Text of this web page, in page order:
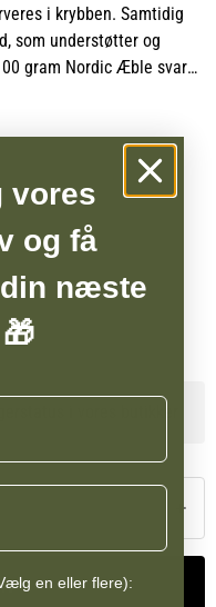
i krybben. Samtidig
som understøtter og
gram Nordic Æble svarer
hvilket gør det til en
Æble et oplagt valg.
det en stor mængde
med at bekæmpe
detox-processer.
af vitaminer og
E- og K-vitaminer.
hvilket kan
fibre og en bred vifte af
attraktivitet, men også
vores
og få
næste
en eller flere):